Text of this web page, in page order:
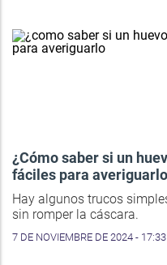
¿Cómo saber si un
fáciles para averiguarlo
Hay algunos trucos
sin romper la cáscara.
7 DE NOVIEMBRE DE 2024 - 17:33